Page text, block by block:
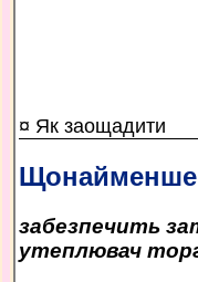
¤ Як заощадити
Щонайменше
забезпечить
утеплювач